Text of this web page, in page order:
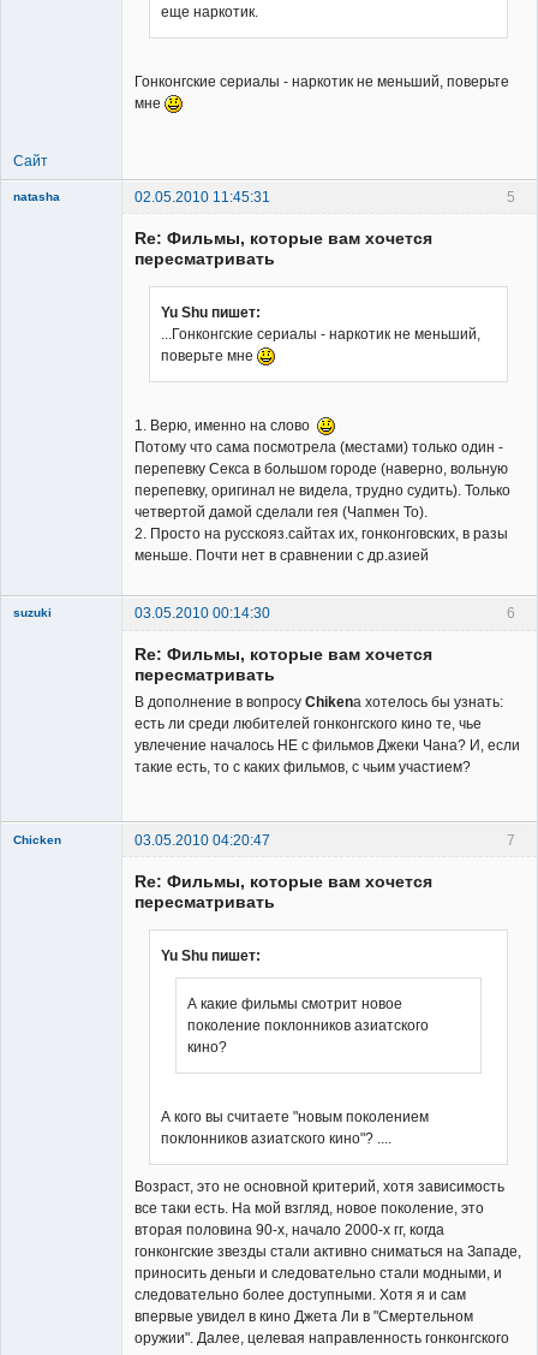
еще наркотик.
Гонконгские сериалы - наркотик не меньший, поверьте
мне
Сайт
5
natasha 02.05.2010 11:45:31
Re: Фильмы, которые вам хочется
пересматривать
Yu Shu пишет:
...Гонконгские сериалы - наркотик не меньший,
поверьте мне
1. Верю, именно на слово
Потому что сама посмотрела (местами) только один -
перепевку Секса в большом городе (наверно, вольную
перепевку, оригинал не видела, трудно судить). Только
четвертой дамой сделали гея (Чапмен То).
2. Просто на русскояз.сайтах их, гонконговских, в разы
меньше. Почти нет в сравнении с др.азией
6
suzuki 03.05.2010 00:14:30
Re: Фильмы, которые вам хочется
пересматривать
В дополнение в вопросу Chikena хотелось бы узнать:
есть ли среди любителей гонконгского кино те, чье
увлечение началось НЕ с фильмов Джеки Чана? И, если
такие есть, то с каких фильмов, с чьим участием?
7
Chicken
03.05.2010 04:20:47
Re: Фильмы, которые вам хочется
пересматривать
Yu Shu пишет:
А какие фильмы смотрит новое
поколение поклонников азиатского
кино?
А кого вы считаете "новым поколением
поклонников азиатского кино"? ....
Возраст, это не основной критерий, хотя зависимость
все таки есть. На мой взгляд, новое поколение, это
вторая половина 90-х, начало 2000-х гг, когда
гонконгские звезды стали активно сниматься на Западе,
приносить деньги и следовательно стали модными, и
следовательно более доступными. Хотя я и сам
впервые увидел в кино Джета Ли в "Смертельном
оружии". Далее, целевая направленность гонконгского